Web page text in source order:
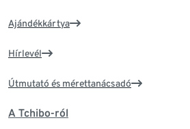
Ajándékkártya
Hírlevél
Útmutató és mérettanácsadó
A Tchibo-ról